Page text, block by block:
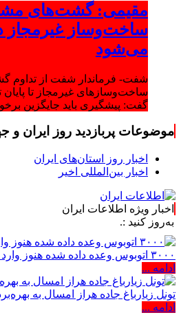
مقیمی: گشت‌های
ساخت‌وساز
می‌شود
شفت- فرماندار شفت از تداوم
ساخت‌وسازهای غیرمجاز تا پایان
گفت: پیشگیری باید جایگزین
موضوعات پربازدید روز ایران و
اخبار روز استان‌های ایران
اخبار بین‌المللی اخیر
اخبار ویژه اطلاعات ایران
:.
۳۰۰۰ اتوبوس وعده داده شده هنوز وارد طرح اربعین نشده است
ادامه ...
تونل زیارباغ جاده هراز امسال به
ادامه ...